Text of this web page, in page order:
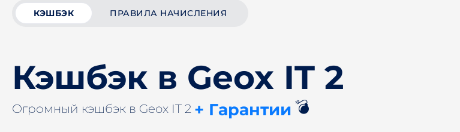
КЭШБЭК ПРАВИЛА НАЧИСЛЕНИЯ
Кэшбэк в Geox IT 2
Огромный кэшбэк в Geox IT 2 + Гарантии 💣